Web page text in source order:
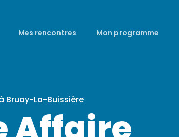
Mes rencontres Mon programme
Bruay-La-Buissière